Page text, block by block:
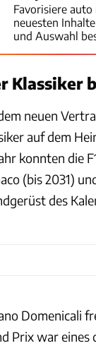
Favorisiere
neuesten
und Auswahl
Klassiker
neuen
auf dem
konnten die
(bis 2031)
des
Domenicali
Prix war eines